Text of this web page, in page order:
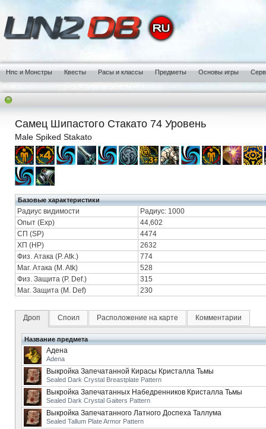
Нпс и Монстры Квесты Расы и классы Предметы Основы игры
Самец Шипастого Стакато 74 Уровень
Male Spiked Stakato
Базовые характеристики
Радиус видимости
Радиус: 1000
Опыт (Exp)
44,602
СП (SP)
4474
ХП (HP)
2632
Физ. Атака (P. Atk.)
774
Маг. Атака (M. Atk)
528
Физ. Защита (P. Def.)
315
Маг. Защита (M. Def)
230
Дроп Споил Расположение на карте Комментарии
Название предмета
Адена
Adena
Выкройка Запечатанной Кирасы Кристалла Тьмы
Sealed Dark Crystal Breastplate Pattern
Выкройка Запечатанных Набедренников Кристалла Тьмы
Sealed Dark Crystal Gaiters Pattern
Выкройка Запечатанного Латного Доспеха Таллума
Sealed Tallum Plate Armor Pattern